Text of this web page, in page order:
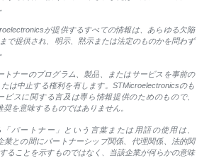
が提供するすべての情報は、あらゆる欠陥
で提供され、明示、黙示または法定のものかを問わず
トナーのプログラム、製品、またはサービスを事前の
は中止する権利を有します。STMicroelectronicsのも
ビスに関する言及は専ら情報提供のためのもので、
を意味するものではありません。
パートナー」という言葉または用語の使用は、
業との間にパートナーシップ関係、代理関係、法的関
ることを示すものではなく、当該企業が何らかの意味